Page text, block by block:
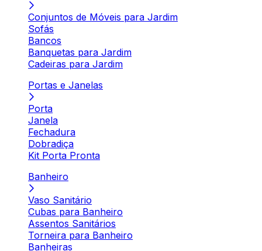
Conjuntos de Móveis para Jardim
Sofás
Bancos
Banquetas para Jardim
Cadeiras para Jardim
Portas e Janelas
Porta
Janela
Fechadura
Dobradiça
Kit Porta Pronta
Banheiro
Vaso Sanitário
Cubas para Banheiro
Assentos Sanitários
Torneira para Banheiro
Banheiras